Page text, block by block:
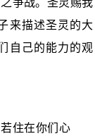
来描述圣灵的大
自己的能力的观
住在你们心